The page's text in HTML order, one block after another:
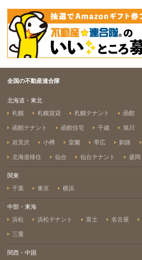
全国の不動産連合隊
北海道・東北
札幌
札幌賃貸 札幌テナント 函館
函館テナント 函館住宅 千歳 旭川
岩見沢 小樽 室蘭 帯広 釧路
北海道移住 仙台 仙台テナント 盛岡
関東
千葉
東京 横浜
中部・東海
浜松
浜松テナント 富士 名古屋
三重
関西・中国